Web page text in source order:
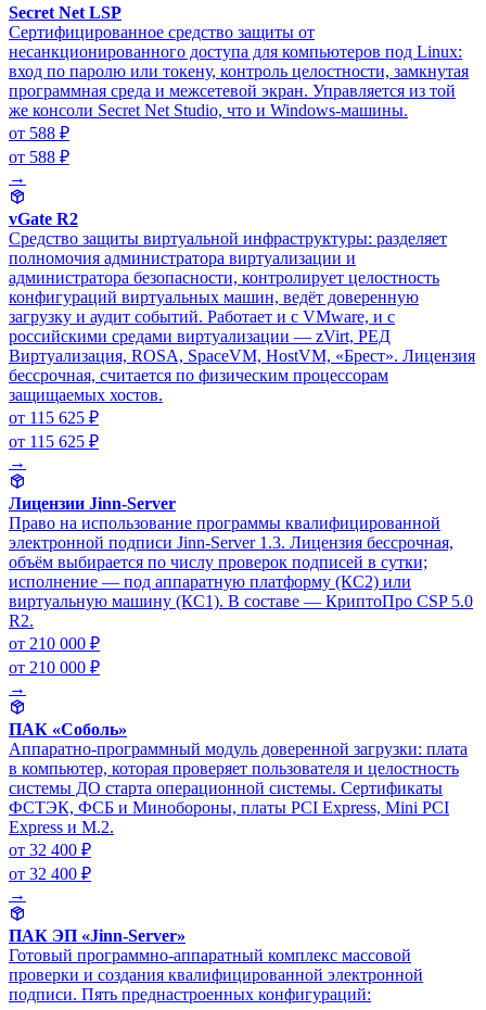
Secret Net LSP
Сертифицированное средство защиты от
несанкционированного доступа для компьютеров под Linux:
вход по паролю или токену, контроль целостности, замкнутая
программная среда и межсетевой экран. Управляется из той
же консоли Secret Net Studio, что и Windows-машины.
от 588 ₽
от 588 ₽
→
vGate R2
Средство защиты виртуальной инфраструктуры: разделяет
полномочия администратора виртуализации и
администратора безопасности, контролирует целостность
конфигураций виртуальных машин, ведёт доверенную
загрузку и аудит событий. Работает и с VMware, и с
российскими средами виртуализации — zVirt, РЕД
Виртуализация, ROSA, SpaceVM, HostVM, «Брест». Лицензия
бессрочная, считается по физическим процессорам
защищаемых хостов.
от 115 625 ₽
от 115 625 ₽
→
Лицензии Jinn-Server
Право на использование программы квалифицированной
электронной подписи Jinn-Server 1.3. Лицензия бессрочная,
объём выбирается по числу проверок подписей в сутки;
исполнение — под аппаратную платформу (КС2) или
виртуальную машину (КС1). В составе — КриптоПро CSP 5.0
R2.
от 210 000 ₽
от 210 000 ₽
→
ПАК «Соболь»
Аппаратно-программный модуль доверенной загрузки: плата
в компьютер, которая проверяет пользователя и целостность
системы ДО старта операционной системы. Сертификаты
ФСТЭК, ФСБ и Минобороны, платы PCI Express, Mini PCI
Express и M.2.
от 32 400 ₽
от 32 400 ₽
→
ПАК ЭП «Jinn-Server»
Готовый программно-аппаратный комплекс массовой
проверки и создания квалифицированной электронной
подписи. Пять преднастроенных конфигураций: